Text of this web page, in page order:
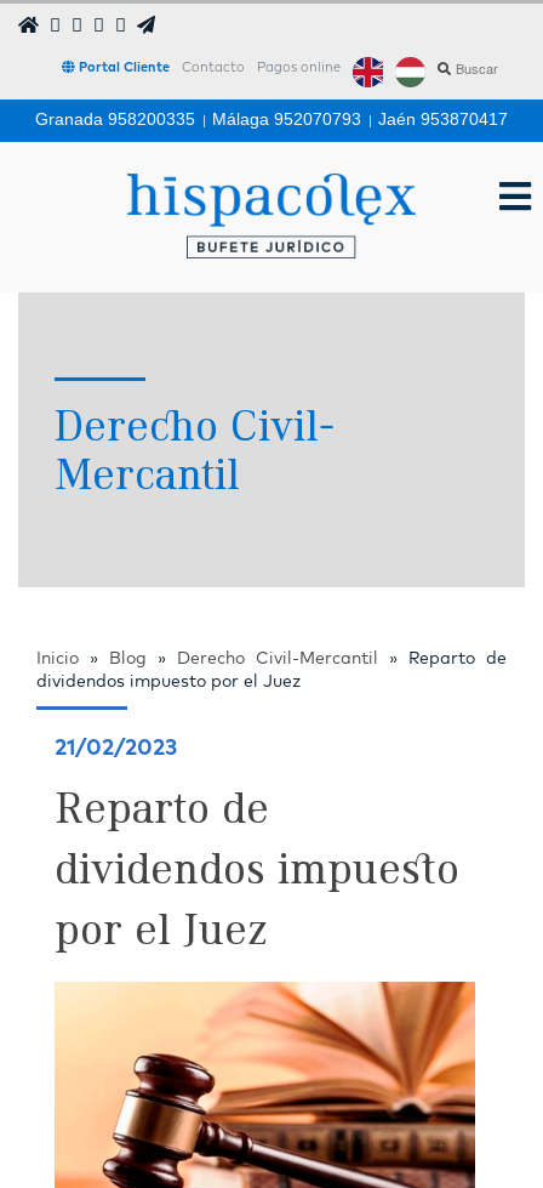
Portal Cliente Contacto Pagos online
Granada 958200335 | Málaga 952070793 | Jaén 953870417
Derecho Civil-
Mercantil
Inicio » Blog » Derecho Civil-Mercantil »
Reparto de
dividendos impuesto por el Juez
21/02/2023
Reparto de
dividendos impuesto
por el Juez